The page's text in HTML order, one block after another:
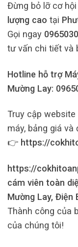
Đừng bỏ lỡ cơ
lượng cao tại
Gọi ngay
tư vấn chi tiết và
Hotline hỗ trợ
Mường Lay:
Truy cập
máy, bảng giá
👉 https://
https://
cám viên toàn
Mường Lay, Điện
Thành công của
của chúng tôi!